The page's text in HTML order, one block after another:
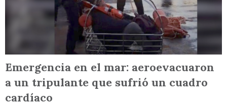
Emergencia en el mar: aeroevacuaron
a un tripulante que sufrió un cuadro
cardíaco